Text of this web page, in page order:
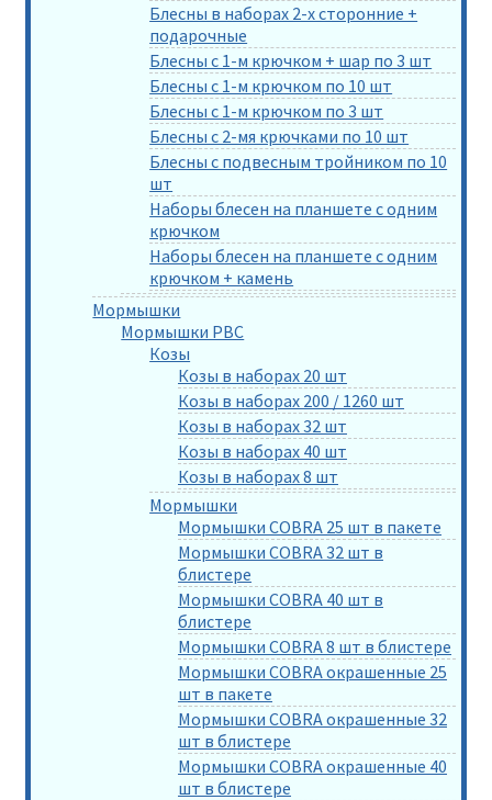
Блесны в наборах 2-х сторонние +
подарочные
Блесны с 1-м крючком + шар по 3 шт
Блесны с 1-м крючком по 10 шт
Блесны с 1-м крючком по 3 шт
Блесны с 2-мя крючками по 10 шт
Блесны с подвесным тройником по 10
шт
Наборы блесен на планшете с одним
крючком
Наборы блесен на планшете с одним
крючком + камень
Мормышки
Мормышки РВС
Козы
Козы в наборах 20 шт
Козы в наборах 200 / 1260 шт
Козы в наборах 32 шт
Козы в наборах 40 шт
Козы в наборах 8 шт
Мормышки
Мормышки COBRA 25 шт в пакете
Мормышки COBRA 32 шт в
блистере
Мормышки COBRA 40 шт в
блистере
Мормышки COBRA 8 шт в блистере
Мормышки COBRA окрашенные 25
шт в пакете
Мормышки COBRA окрашенные 32
шт в блистере
Мормышки COBRA окрашенные 40
шт в блистере